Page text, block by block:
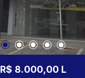
R$ 8.000,00 L